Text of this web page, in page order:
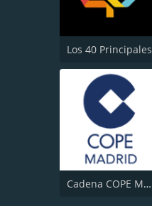
Los 40 Principales
Cadena COPE Madrid